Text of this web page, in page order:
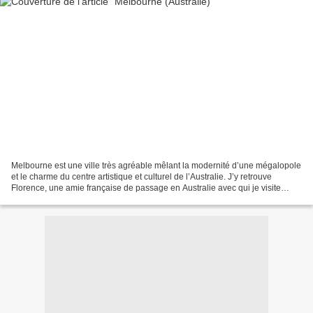
Melbourne est une ville très agréable mêlant la modernité d’une mégalopole
et le charme du centre artistique et culturel de l’Australie. J’y retrouve
Florence, une amie française de passage en Australie avec qui je visite